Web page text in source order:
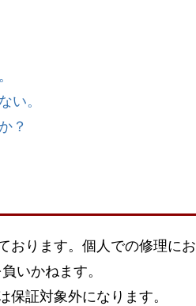
。
？
おります。個人での修理にお
いかねます。
証対象外になります。